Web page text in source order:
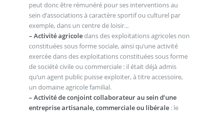
peut donc être rémunéré pour ses interventions au
sein d’associations à caractère sportif ou culturel par
exemple, dans un centre de loisir...
– Activité agricoledans des exploitations agricoles non
constituées sous forme sociale, ainsi qu’une activité
exercée dans des exploitations constituées sous forme
de société civile ou commerciale : il était déjà admis
qu’un agent public puisse exploiter, à titre accessoire,
un domaine agricole familial.
– Activité de conjoint collaborateur au sein d’une
entreprise artisanale, commerciale ou libérale: le